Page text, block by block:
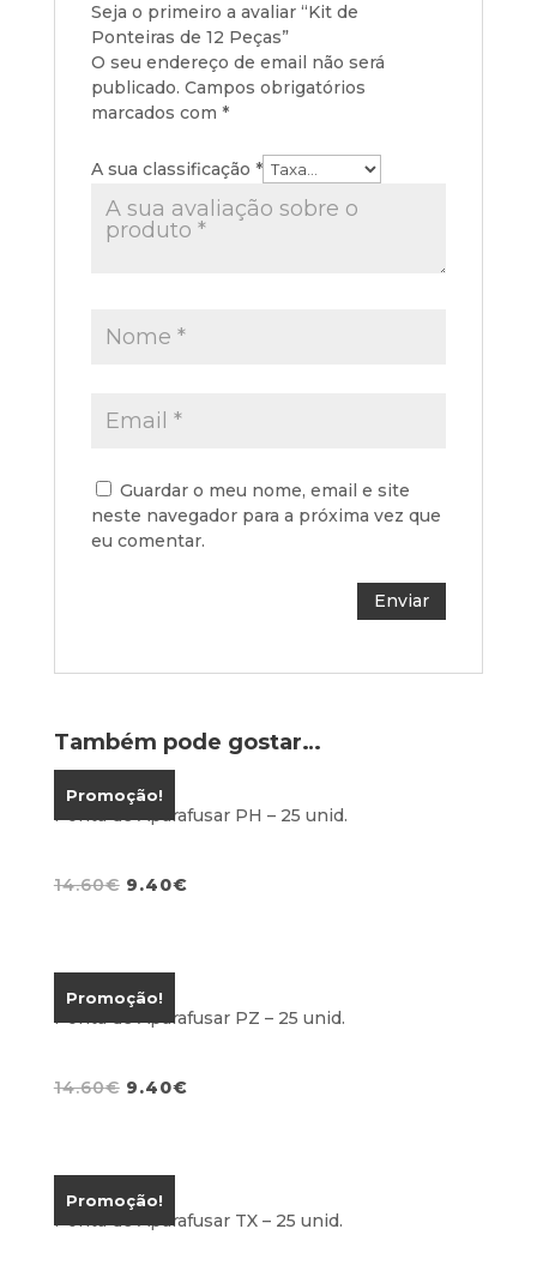
Seja o primeiro a avaliar “Kit de
Ponteiras de 12 Peças”
O seu endereço de email não será
publicado. Campos obrigatórios
marcados com *
A sua classificação *
Guardar o meu nome, email e site
neste navegador para a próxima vez que
eu comentar.
Também pode gostar…
Promoção!
Ponta de Aparafusar PH – 25 unid.
14.60€ O
14.60€.
9.40€O
Promoção!
Ponta de Aparafusar PZ – 25 unid.
14.60€ O
14.60€.
9.40€O
Promoção!
Ponta de Aparafusar TX – 25 unid.